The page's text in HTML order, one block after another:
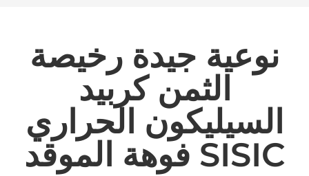
نوعية جيدة رخيصة
الثمن كربيد
السيليكون الحراري
فوهة الموقد SISIC